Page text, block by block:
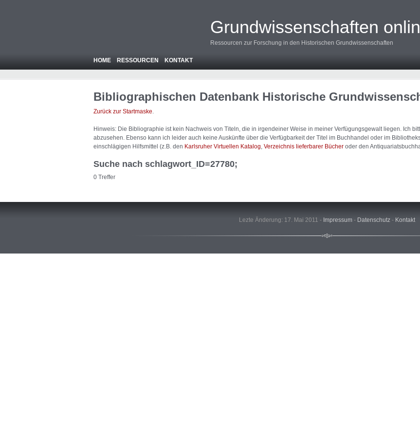
Grundwissenschaften
Ressourcen zur Forschung in den Historischen Grundwissenschaften
HOME RESSOURCEN KONTAKT
Bibliographischen Datenbank Historische
Zurück zur Startmaske.
Hinweis: Die Bibliographie ist kein Nachweis von Titeln, die in irgendeiner Weise in meiner Verfügungsgewalt liegen. Ich
abzusehen. Ebenso kann ich leider auch keine Auskünfte über die Verfügbarkeit der Titel im Buchhandel oder im
einschlägigen Hilfsmittel (z.B. den Karlsruher Virtuellen Katalog Verzeichnis lieferbarer Bücher oder den
Suche nach schlagwort_ID=27780;
0 Treffer
Lezte Änderung: 17. Mai 2011 - Impressum - Datenschutz - Kontakt